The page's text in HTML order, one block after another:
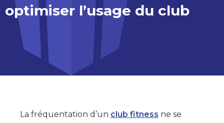
optimiser l’usage du club
La fréquentation d’un club fitness ne se